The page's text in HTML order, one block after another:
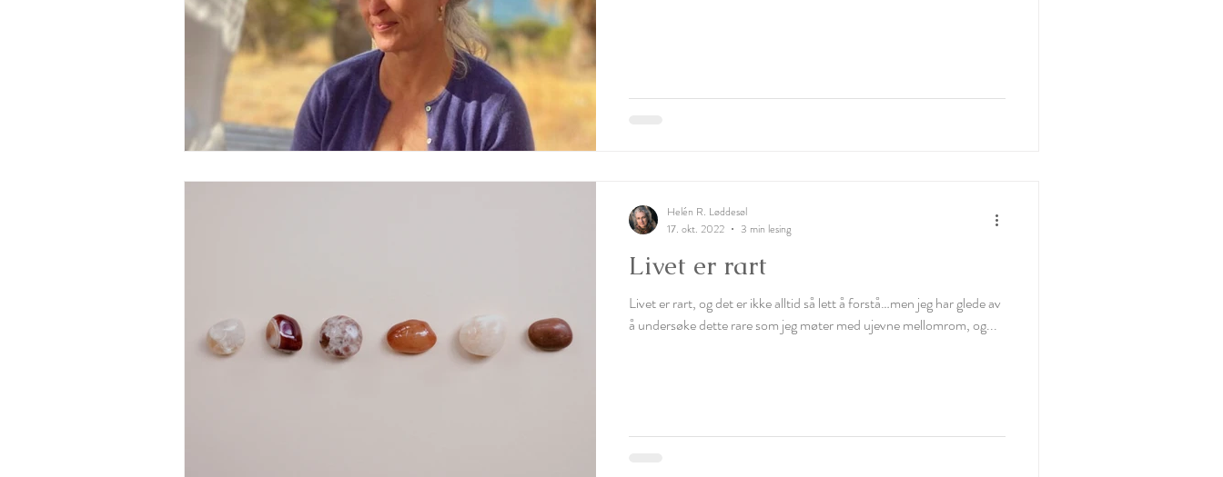
Livet er rart
Livet er rart, og det er ikke alltid så lett å forstå…men jeg har glede av
å undersøke dette rare som jeg møter med ujevne mellomrom, og...
Helén R. Løddesøl
17. okt. 2022
3 min lesing